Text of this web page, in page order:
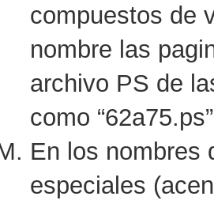
compuestos de
nombre las
archivo PS de
como
En los nombres
especiales